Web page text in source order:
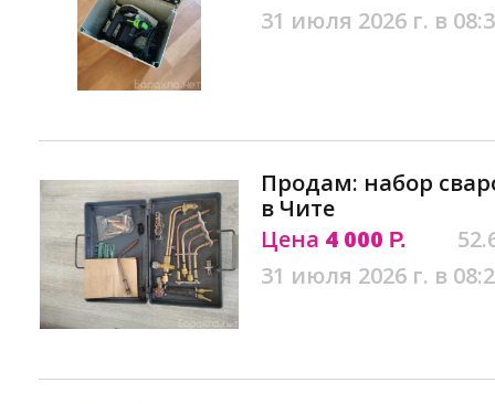
31 июля 2026 г. в
Продам: набор
в Чите
Цена 4 000 Р.
31 июля 2026 г. в